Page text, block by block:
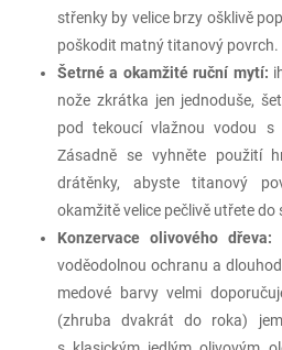
střenky by velice brzy ošklivě
poškodit matný titanový povrch.
Šetrné a okamžité ruční mytí:
nože zkrátka jen jednoduše,
pod tekoucí vlažnou vodou s
Zásadně se vyhněte použití
drátěnky, abyste titanový
okamžitě velice pečlivě utřete
Konzervace olivového dřeva:
voděodolnou ochranu a
medové barvy velmi
(zhruba dvakrát do roka)